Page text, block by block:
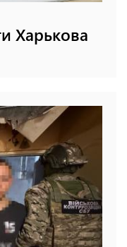
Харькова